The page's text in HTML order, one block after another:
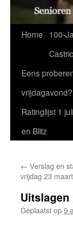
Home
100-
Eens
vrijdagavond?
Ratinglijst 1
en Blitz
← Verslag en
vrijdag 23
Uitslagen
Geplaatst op9